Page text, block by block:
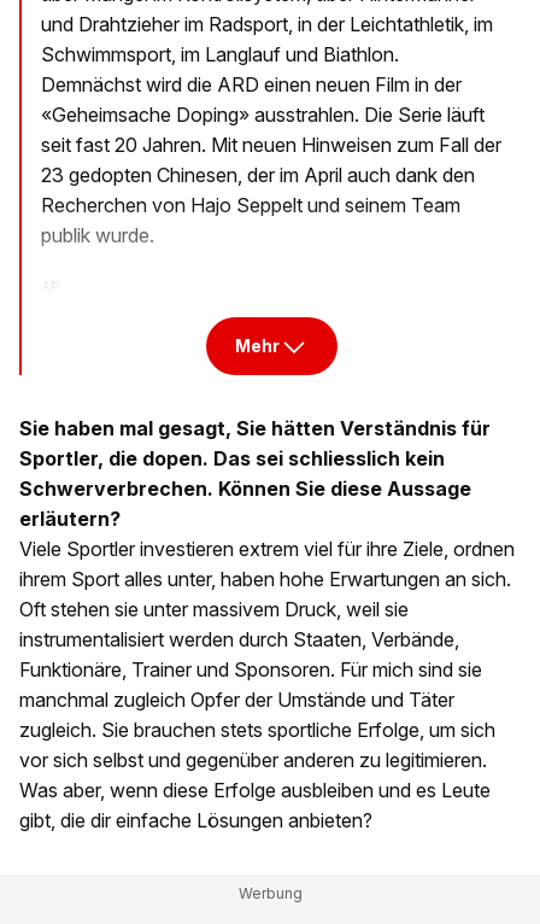
und Drahtzieher im Radsport, in der Leichtathletik, im
Schwimmsport, im Langlauf und Biathlon.
Demnächst wird die ARD einen neuen Film in der
«Geheimsache Doping» ausstrahlen. Die Serie läuft
seit fast 20 Jahren. Mit neuen Hinweisen zum Fall der
23 gedopten Chinesen, der im April auch dank den
Recherchen von Hajo Seppelt und seinem Team
publik wurde.
AP
Mehr
Sie haben mal gesagt, Sie hätten Verständnis für
Sportler, die dopen. Das sei schliesslich kein
Schwerverbrechen. Können Sie diese Aussage
erläutern?
Viele Sportler investieren extrem viel für ihre Ziele, ordnen
ihrem Sport alles unter, haben hohe Erwartungen an sich.
Oft stehen sie unter massivem Druck, weil sie
instrumentalisiert werden durch Staaten, Verbände,
Funktionäre, Trainer und Sponsoren. Für mich sind sie
manchmal zugleich Opfer der Umstände und Täter
zugleich. Sie brauchen stets sportliche Erfolge, um sich
vor sich selbst und gegenüber anderen zu legitimieren.
Was aber, wenn diese Erfolge ausbleiben und es Leute
gibt, die dir einfache Lösungen anbieten?